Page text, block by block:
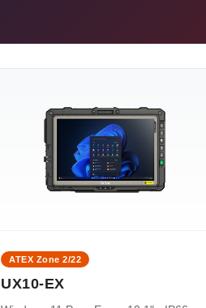
ATEX Zone 2/22
UX10-EX